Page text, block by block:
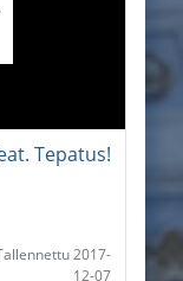
Tepatus!
2017-
12-07